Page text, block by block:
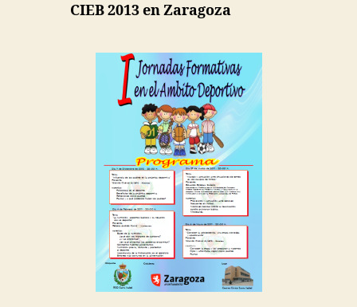
CIEB 2013 en Zaragoza